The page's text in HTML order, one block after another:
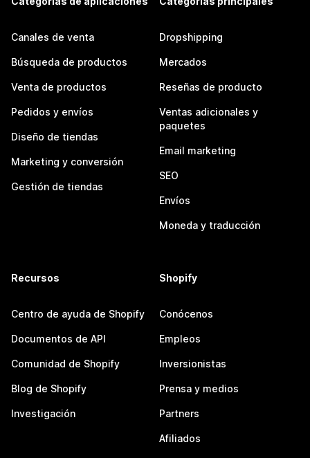
Canales de venta
Búsqueda de productos
Venta de productos
Pedidos y envíos
Diseño de tiendas
Marketing y conversión
Gestión de tiendas
Dropshipping
Mercados
Reseñas de producto
Ventas adicionales y
paquetes
Email marketing
SEO
Envíos
Moneda y traducción
Recursos
Centro de ayuda de Shopify
Documentos de API
Comunidad de Shopify
Blog de Shopify
Investigación
Shopify
Conócenos
Empleos
Inversionistas
Prensa y medios
Partners
Afiliados